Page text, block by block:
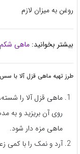
روغن به میزان لازم
بیشتر بخوانید: ماهی شکم
طرز تهیه ماهی قزل آلا با
ماهی قزل آلا را
روی آن بریزید و به
ماهی مزه دار شود.
آرد و نمک را با کمی